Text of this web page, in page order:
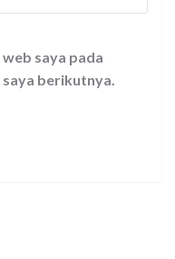
saya pada
berikutnya.